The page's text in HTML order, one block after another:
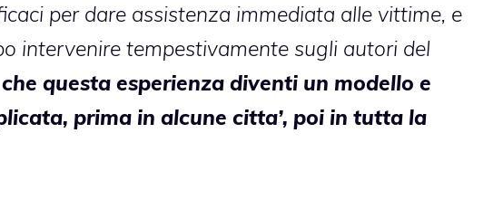
per dare assistenza immediata alle vittime, e
intervenire tempestivamente sugli autori del
questa esperienza diventi un modello e
prima in alcune citta’, poi in tutta la